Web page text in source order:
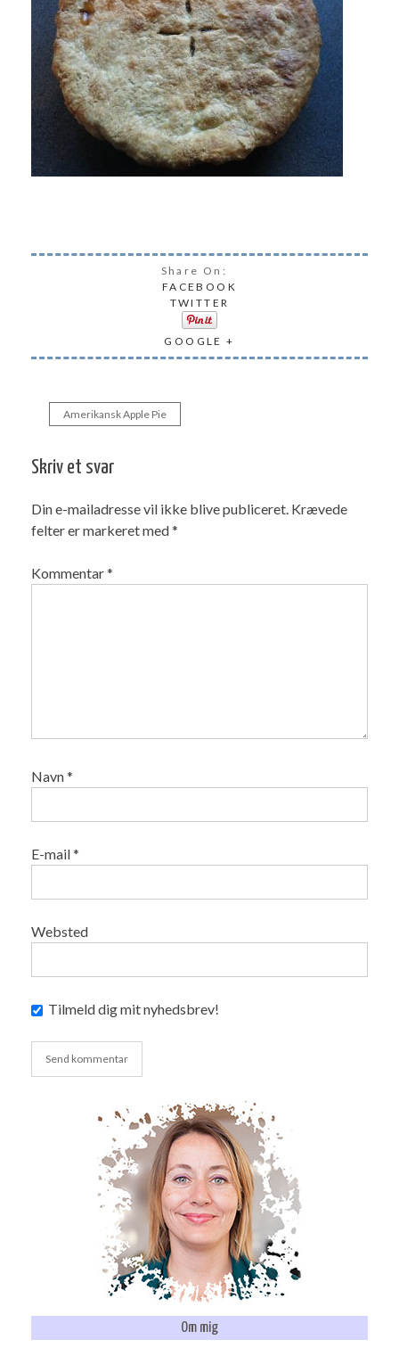
Share On:
FACEBOOK
TWITTER
GOOGLE +
Indlægsnavigation
Amerikansk Apple Pie
Skriv et svar
Din e-mailadresse vil ikke blive publiceret. Krævede
felter er markeret med*
Kommentar*
Navn*
E-mail*
Websted
Tilmeld dig mit nyhedsbrev!
Om mig